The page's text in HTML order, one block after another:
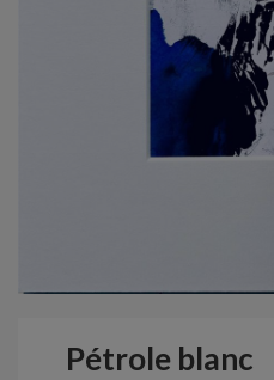
Pétrole blanc